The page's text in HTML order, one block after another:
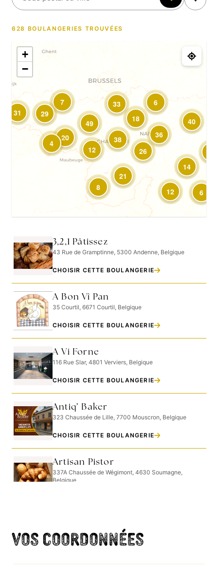
628 BOULANGERIES TROUVÉES
38
7
6
12
31
8
21
18
4
12
29
33
14
6
26
49
40
20
36
+
−
3,2,1 Pâtissez
43 Rue de Gramptinne, 5300 Andenne, Belgique
CHOISIR CETTE BOULANGERIE
A Bon Vî Pan
35 Courtil, 6671 Courtil, Belgique
CHOISIR CETTE BOULANGERIE
A Vi Forne
116 Rue Slar, 4801 Verviers, Belgique
CHOISIR CETTE BOULANGERIE
Antiq’ Baker
323 Chaussée de Lille, 7700 Mouscron, Belgique
CHOISIR CETTE BOULANGERIE
Artisan Pistor
337A Chaussée de Wégimont, 4630 Soumagne,
Belgique
16 Rue Edouard Etienne, 7090 Braine-le-Comte,
Belgique
Vos coordonnées